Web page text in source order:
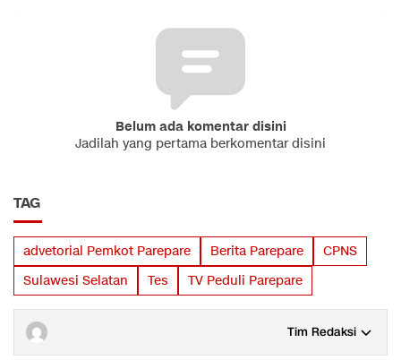
Belum ada komentar disini
Jadilah yang pertama berkomentar disini
TAG
advetorial Pemkot Parepare Berita Parepare
CPNS
Sulawesi Selatan
Tes TV Peduli Parepare
Tim Redaksi